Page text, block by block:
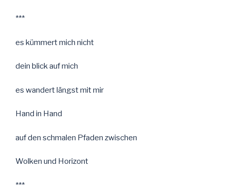
***
es kümmert mich nicht
dein blick auf mich
es wandert längst mit mir
Hand in Hand
auf den schmalen Pfaden zwischen
Wolken und Horizont
***